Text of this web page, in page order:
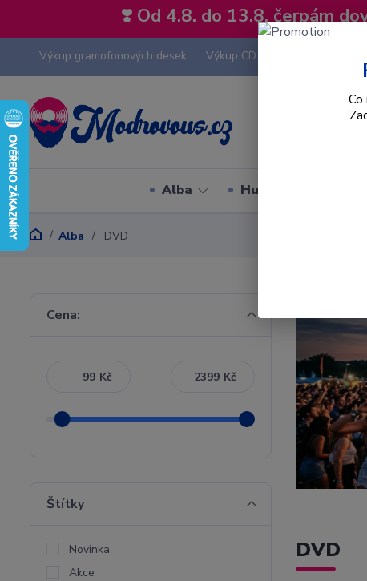
❣️ Od 4.8. do 13.8. čerpám
Výkup gramofonových desek Výkup CD
Alba Hudební styly
Alba DVD
DVD
Cena:
Kč Kč
Štítky
Novinka
Akce